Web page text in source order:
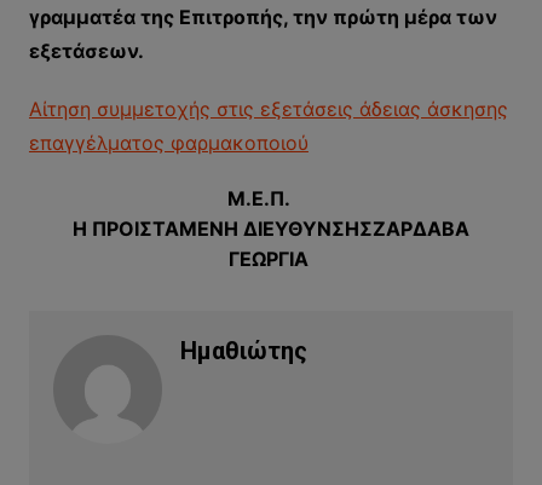
γραμματέα της Επιτροπής, την πρώτη μέρα των
εξετάσεων.
Αίτηση συμμετοχής στις εξετάσεις άδειας άσκησης
επαγγέλματος φαρμακοποιού
Μ.Ε.Π.
Η ΠΡΟΙΣΤΑΜΕΝΗ ΔΙΕΥΘΥΝΣΗΣΖΑΡΔΑΒΑ
ΓΕΩΡΓΙΑ
Ημαθιώτης